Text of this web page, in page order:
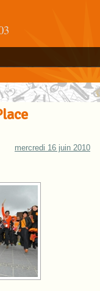
mercredi 16 juin 2010